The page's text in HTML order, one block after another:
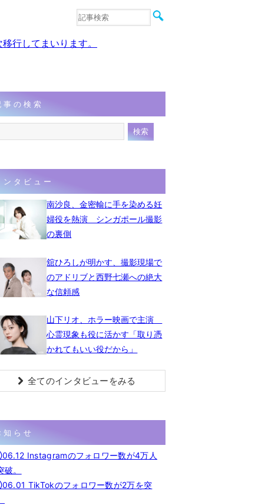
音楽
行してまいります。
事の検索
ンタビュー
南沙良、金密輸に手を染める妊
婦役を熱演 シンガポール撮影
の裏側
舘ひろしが明かす、撮影現場で
のアドリブと西野七瀬への絶大
な信頼感
山下リオ、ホラー映画で主演
心霊現象も役に活かす「取り憑
かれてもいい役だから」
全てのインタビューをみる
知らせ
Instagramのフォロワー数が4万人
破。
TikTokのフォロワー数が2万を突